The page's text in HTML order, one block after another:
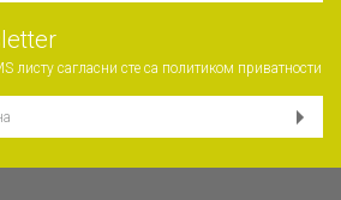
листу сагласни сте са политиком приватности